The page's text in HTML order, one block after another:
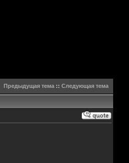
Предыдущая тема:: Следующая тема